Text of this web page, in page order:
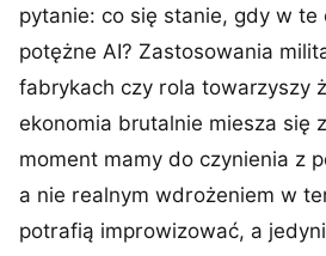
pytanie: co się stanie, gdy w te
potężne AI? Zastosowania
fabrykach czy rola towarzyszy
ekonomia brutalnie miesza się
moment mamy do czynienia z
a nie realnym wdrożeniem w
potrafią improwizować, a